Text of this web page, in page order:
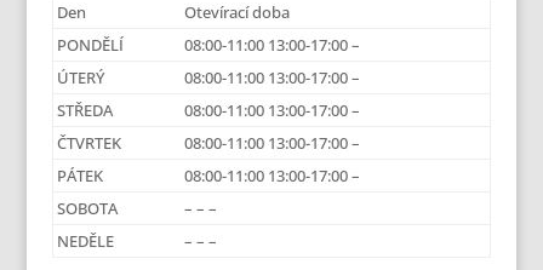
Den
Otevírací doba
PONDĚLÍ
08:00-11:00 13:00-17:00 –
ÚTERÝ
08:00-11:00 13:00-17:00 –
STŘEDA
08:00-11:00 13:00-17:00 –
ČTVRTEK
08:00-11:00 13:00-17:00 –
PÁTEK
08:00-11:00 13:00-17:00 –
SOBOTA
– – –
NEDĚLE
– – –